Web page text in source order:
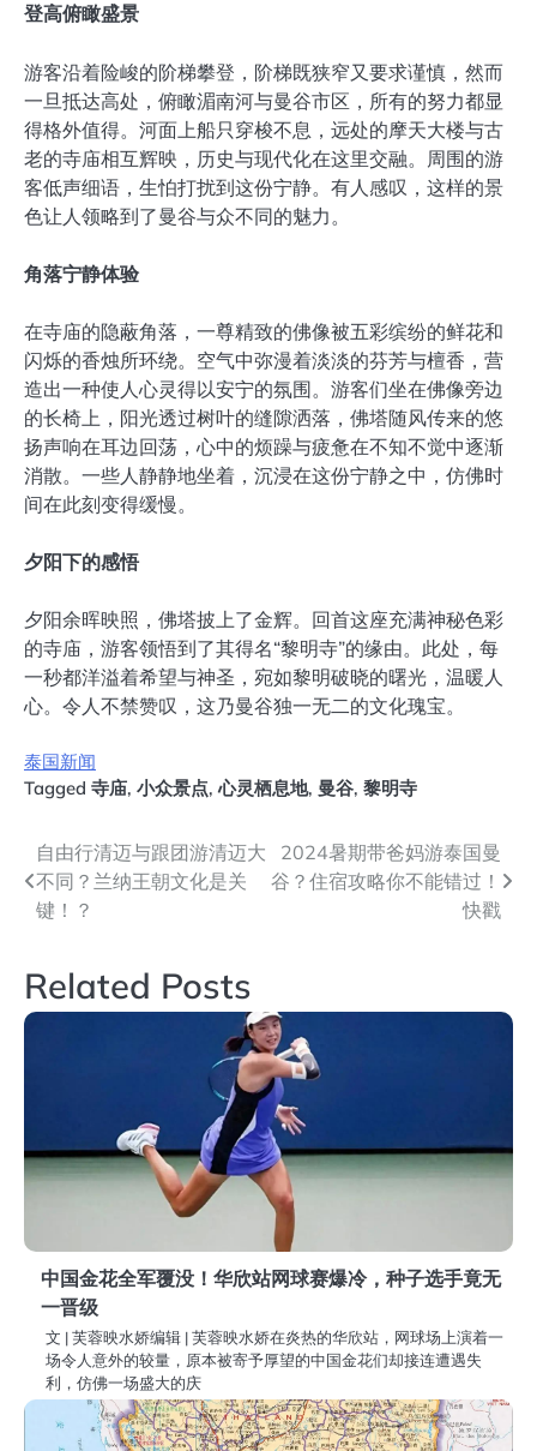
登高俯瞰盛景
游客沿着险峻的阶梯攀登，阶梯既狭窄又要求谨慎，然而
一旦抵达高处，俯瞰湄南河与曼谷市区，所有的努力都显
得格外值得。河面上船只穿梭不息，远处的摩天大楼与古
老的寺庙相互辉映，历史与现代化在这里交融。周围的游
客低声细语，生怕打扰到这份宁静。有人感叹，这样的景
色让人领略到了曼谷与众不同的魅力。
角落宁静体验
在寺庙的隐蔽角落，一尊精致的佛像被五彩缤纷的鲜花和
闪烁的香烛所环绕。空气中弥漫着淡淡的芬芳与檀香，营
造出一种使人心灵得以安宁的氛围。游客们坐在佛像旁边
的长椅上，阳光透过树叶的缝隙洒落，佛塔随风传来的悠
扬声响在耳边回荡，心中的烦躁与疲惫在不知不觉中逐渐
消散。一些人静静地坐着，沉浸在这份宁静之中，仿佛时
间在此刻变得缓慢。
夕阳下的感悟
夕阳余晖映照，佛塔披上了金辉。回首这座充满神秘色彩
的寺庙，游客领悟到了其得名“黎明寺”的缘由。此处，每
一秒都洋溢着希望与神圣，宛如黎明破晓的曙光，温暖人
心。令人不禁赞叹，这乃曼谷独一无二的文化瑰宝。
泰国新闻
Tagged 寺庙, 小众景点,心灵栖息地, 曼谷, 黎明寺
文
章
航
自由行清迈与跟团游清迈大
不同？兰纳王朝文化是关
键！？
2024暑期带爸妈游泰国曼
谷？住宿攻略你不能错过！
快戳
Related Posts
中国金花全军覆没！华欣站网球赛爆冷，种子选手竟无
一晋级
文 | 芙蓉映水娇编辑 | 芙蓉映水娇在炎热的华欣站，网球场上演着一
场令人意外的较量，原本被寄予厚望的中国金花们却接连遭遇失
利，仿佛一场盛大的庆